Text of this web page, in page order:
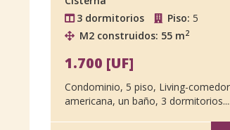
3 dormitorios
Piso: 5
M2 construidos: 55 m2
1.700 [UF]
Condominio, 5 piso, Living-
americana, un baño, 3 dormitorios....